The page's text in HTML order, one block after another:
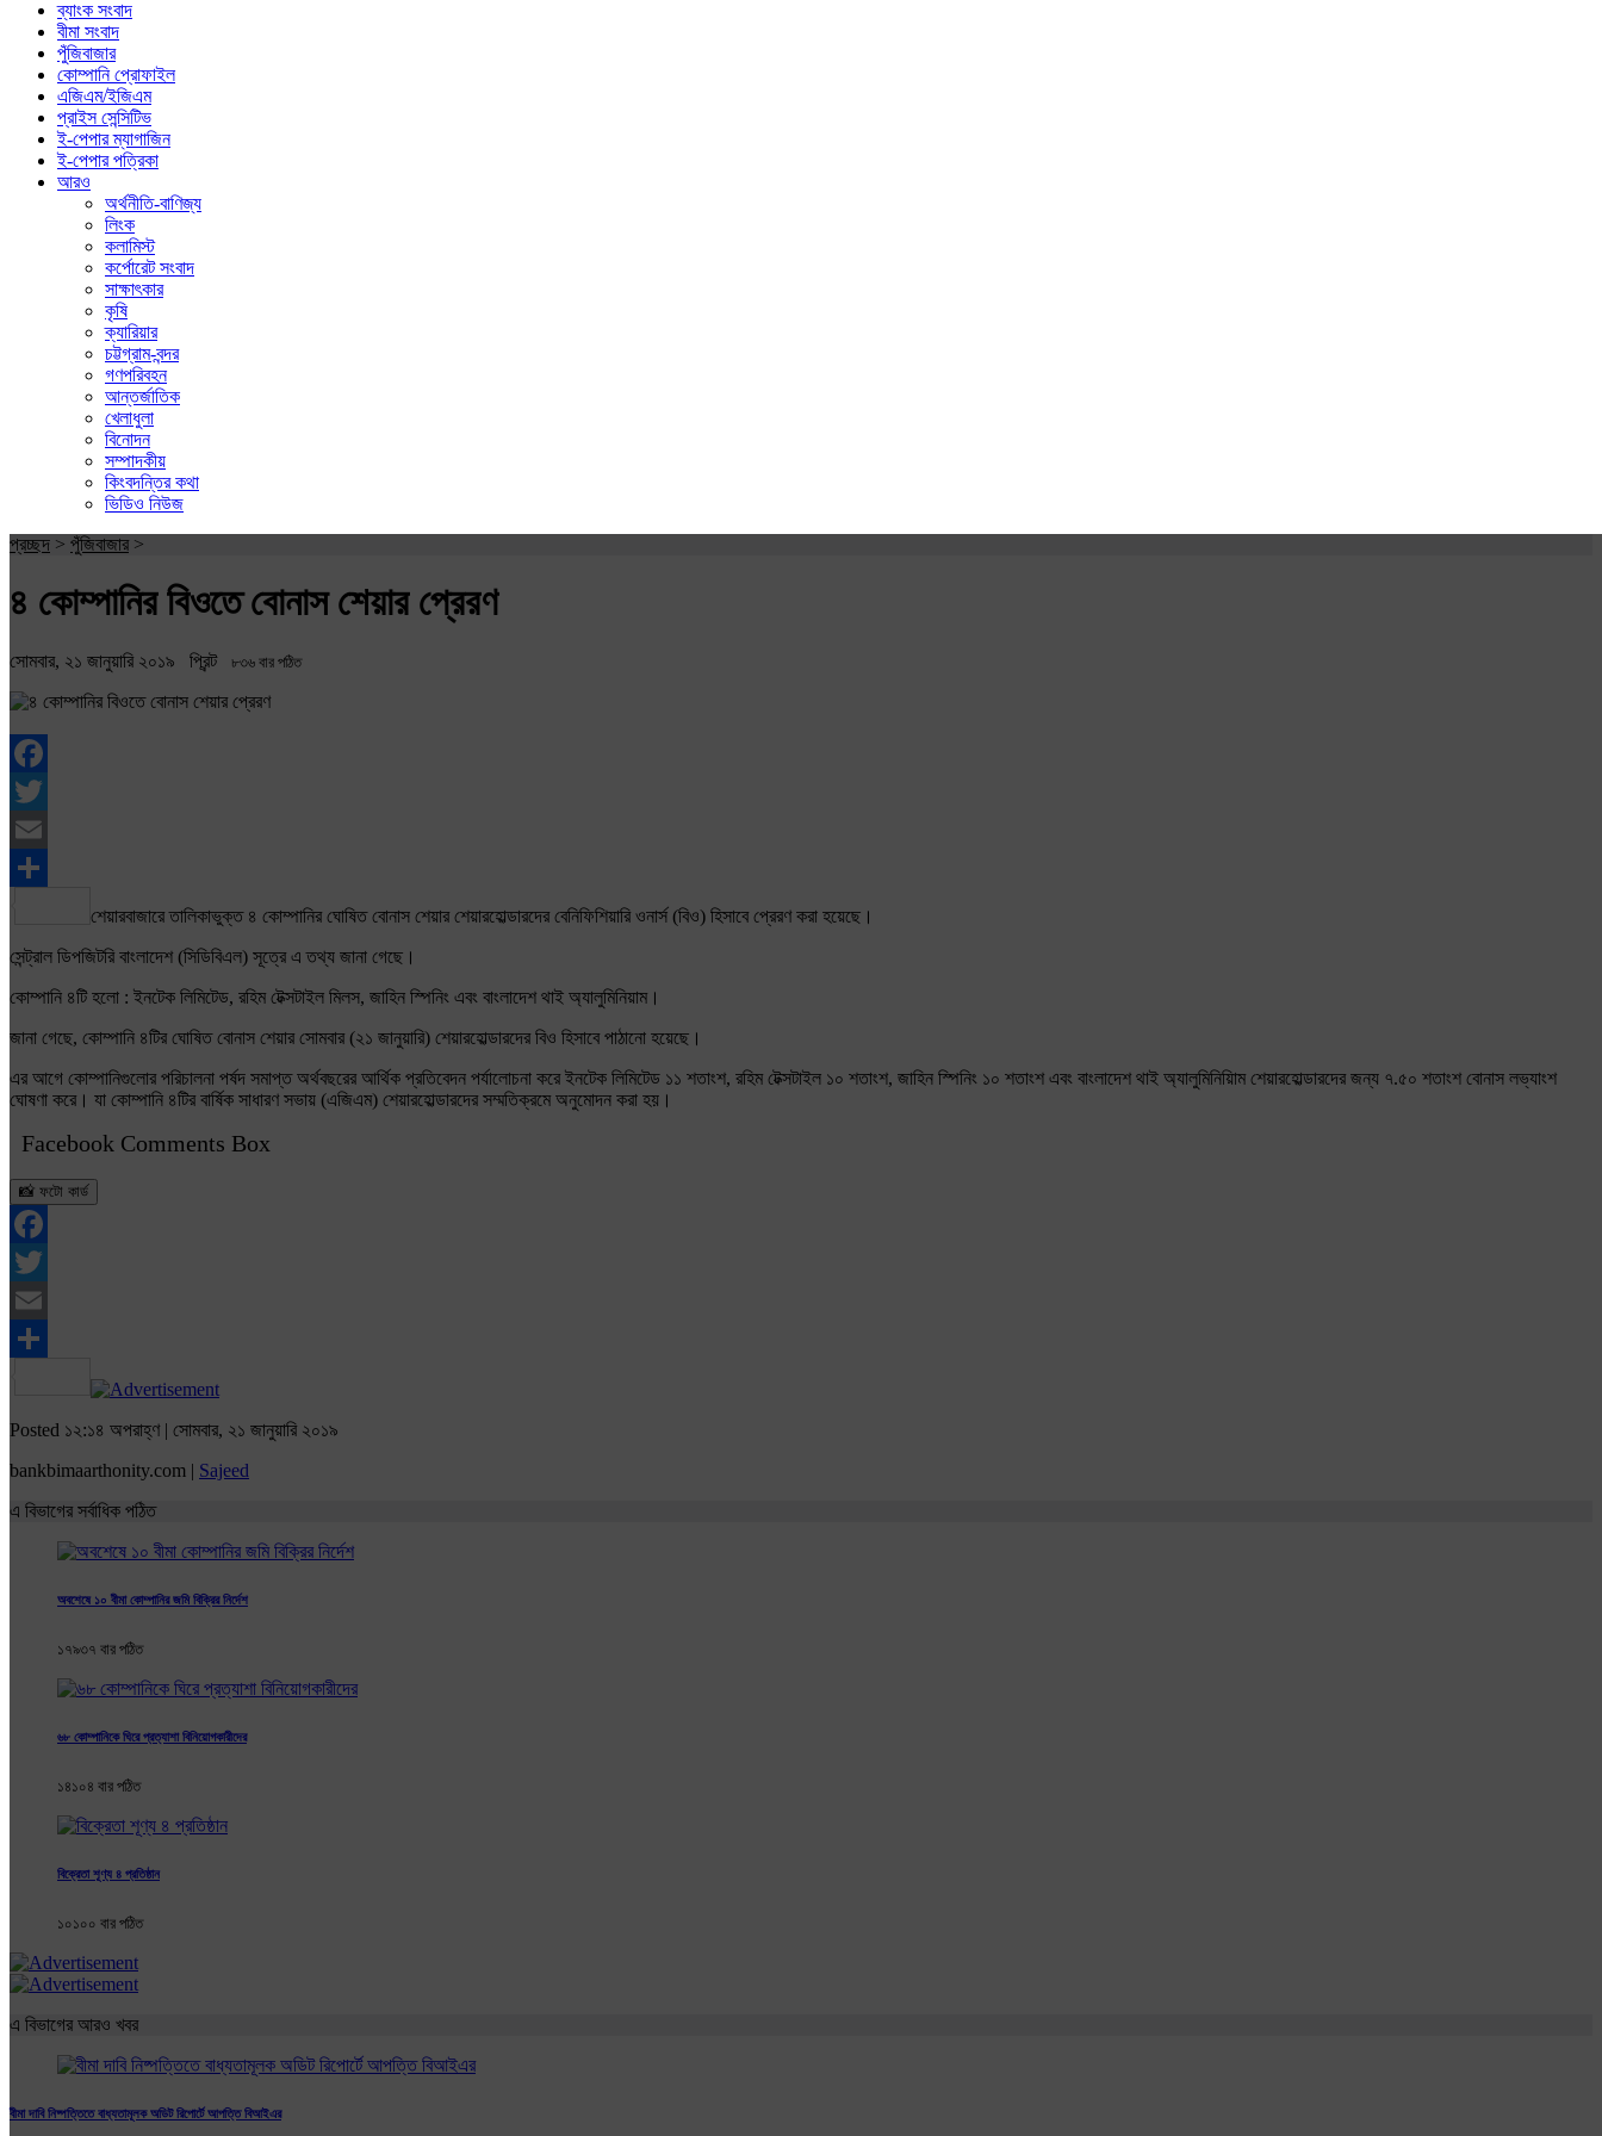
ব্যাংক সংবাদ
বীমা সংবাদ
পুঁজিবাজার
কোম্পানি প্রোফাইল
এজিএম/ইজিএম
প্রাইস সেন্সিটিভ
ই-পেপার ম্যাগাজিন
ই-পেপার পত্রিকা
আরও
অর্থনীতি-বাণিজ্য
লিংক
কলামিস্ট
কর্পোরেট সংবাদ
সাক্ষাৎকার
কৃষি
ক্যারিয়ার
চট্টগ্রাম-বন্দর
গণপরিবহন
আন্তর্জাতিক
খেলাধুলা
বিনোদন
সম্পাদকীয়
কিংবদন্তির কথা
ভিডিও নিউজ
প্রচ্ছদ > পুঁজিবাজার >
৪ কোম্পানির বিওতে বোনাস শেয়ার প্রেরণ
সোমবার, ২১ জানুয়ারি ২০১৯ প্রিন্ট ৮৩৬ বার পঠিত
Facebook
Twitter
Email
শেয়ারবাজারে তালিকাভুক্ত ৪ কোম্পানির ঘোষিত বোনাস শেয়ার শেয়ারহোল্ডারদের বেনিফিশিয়ারি ওনার্স (বিও) হিসাবে প্রেরণ করা হয়েছে।
সেন্ট্রাল ডিপজিটরি বাংলাদেশ (সিডিবিএল) সূত্রে এ তথ্য জানা গেছে।
কোম্পানি ৪টি হলো : ইনটেক লিমিটেড, রহিম টেক্সটাইল মিলস, জাহিন স্পিনিং এবং বাংলাদেশ থাই অ্যালুমিনিয়াম।
জানা গেছে, কোম্পানি ৪টির ঘোষিত বোনাস শেয়ার সোমবার (২১ জানুয়ারি) শেয়ারহোল্ডারদের বিও হিসাবে পাঠানো হয়েছে।
এর আগে কোম্পানিগুলোর পরিচালনা পর্ষদ সমাপ্ত অর্থবছরের আর্থিক প্রতিবেদন পর্যালোচনা করে ইনটেক লিমিটেড ১১ শতাংশ, রহিম টেক্সটাইল ১০ শতাংশ, জাহিন স্পিনিং ১০ শতাংশ এবং বাংলাদেশ থাই অ্যালুমিনিয়িাম শেয়ারহোল্ডারদের জন্য ৭.৫০ শতাংশ বোনাস লভ্যাংশ
ঘোষণা করে। যা কোম্পানি ৪টির বার্ষিক সাধারণ সভায় (এজিএম) শেয়ারহোল্ডারদের সম্মতিক্রমে অনুমোদন করা হয়।
Facebook Comments Box
📸 ফটো কার্ড
Facebook
Twitter
Email
Share
Posted ১২:১৪ অপরাহ্ণ | সোমবার, ২১ জানুয়ারি ২০১৯
bankbimaarthonity.com | Sajeed
এ বিভাগের সর্বাধিক পঠিত
অবশেষে ১০ বীমা কোম্পানির জমি বিক্রির নির্দেশ
১৭৯৩৭ বার পঠিত
৬৮ কোম্পানিকে ঘিরে প্রত্যাশা বিনিয়োগকারীদের
১৪১০৪ বার পঠিত
বিক্রেতা শূণ্য ৪ প্রতিষ্ঠান
১০১০০ বার পঠিত
এ বিভাগের আরও খবর
বীমা দাবি নিষ্পত্তিতে বাধ্যতামূলক অডিট রিপোর্টে আপত্তি বিআইএর